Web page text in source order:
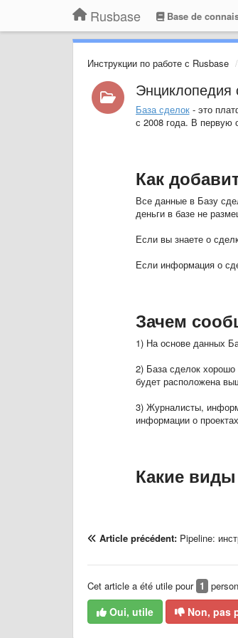
Rusbase Base de
Инструкции по работе с Rusbase
Энциклопедия
База сделок- это
с 2008 года. В первую
Как
Все данные в Базу
деньги в базе не
Если вы знаете о
Если информация о
Зачем
1) На основе данных
2) База сделок хорошо
будет расположена
3) Журналисты,
информации о
Какие
Article précédent: Pipeline:
Cet article a été utile pour 1
Oui, utile Non, pas